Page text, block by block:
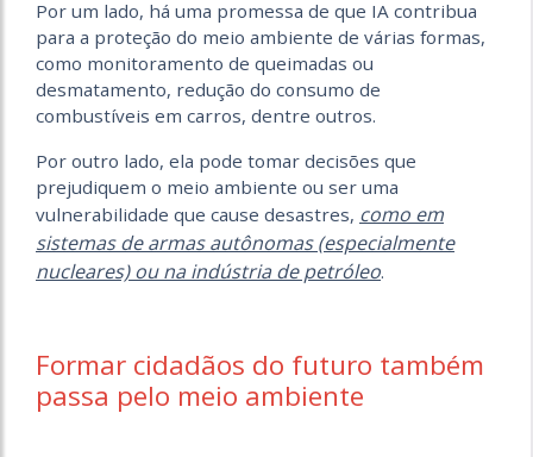
Por um lado, há uma promessa de que IA contribua
para a proteção do meio ambiente de várias formas,
como monitoramento de queimadas ou
desmatamento, redução do consumo de
combustíveis em carros, dentre outros.
Por outro lado, ela pode tomar decisões que
prejudiquem o meio ambiente ou ser uma
vulnerabilidade que cause desastres, como em
sistemas de armas autônomas (especialmente
nucleares) ou na indústria de petróleo.
Formar cidadãos do futuro também
passa pelo meio ambiente